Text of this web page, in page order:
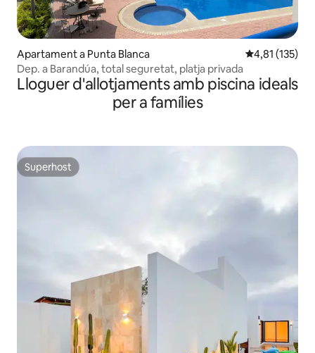
Apartament a Punta Blanca 4,81 de
4,81 (135)
Dep. a Barandúa, total seguretat, platja privada
Lloguer d'allotjaments amb piscina ideals
per a famílies
Superhost
Superhost